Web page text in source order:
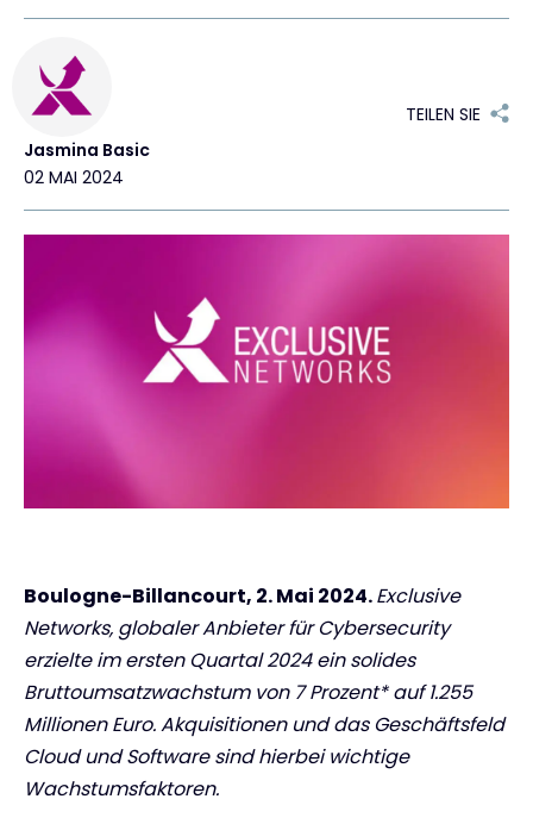
Exclusive Access Anmeldung
Jasmina Basic
02 MAI 2024
TEILEN SIE
Boulogne-Billancourt, 2. Mai 2024.Exclusive
Networks, globaler Anbieter für Cybersecurity
erzielte im ersten Quartal 2024 ein solides
Bruttoumsatzwachstum von 7 Prozent* auf 1.255
Millionen Euro. Akquisitionen und das Geschäftsfeld
Cloud und Software sind hierbei wichtige
Wachstumsfaktoren.